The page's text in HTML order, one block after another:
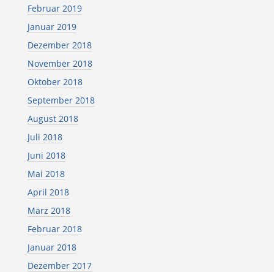
Februar 2019
Januar 2019
Dezember 2018
November 2018
Oktober 2018
September 2018
August 2018
Juli 2018
Juni 2018
Mai 2018
April 2018
März 2018
Februar 2018
Januar 2018
Dezember 2017